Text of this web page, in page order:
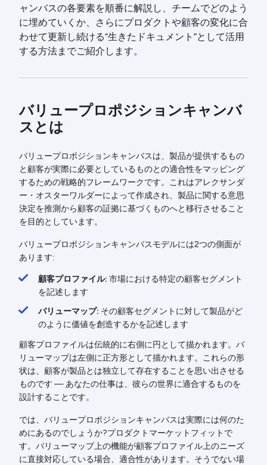
ャンバスの各要素を順番に解説し、チームでどのよう
に埋めていくか、さらにプロダクトや顧客の変化に合
わせて更新し続ける“生きたドキュメント”として活用
する方法までご紹介します。
バリュープロポジションキャンバ
スとは
バリュープロポジションキャンバスは、製品が提供するもの
と顧客が実際に必要としているものとの適合性をマッピング
するための戦略的フレームワークです。これはアレクサンダ
ー・オスターワルダーによって作成され、製品に関する意思
決定を推測から顧客の証拠に基づくものへと移行させること
を目的としています。
バリュープロポジションキャンバスモデルには2つの側面が
あります:
顧客プロファイル: 市場における特定の顧客セグメント
を記述します
バリューマップ: その顧客セグメントに対して製品がど
のように価値を創造するかを記述します
顧客プロファイルは伝統的に右側に円として描かれます。バ
リューマップは左側に正方形として描かれます。これらの形
状は、顧客が製品とは独立して存在することを思い出させる
ものです — あなたの仕事は、彼らの世界に適合するものを
設計することです。
では、バリュープロポジションキャンバスは実際には何のた
めにあるのでしょうか?プロダクトマーケットフィットで
す。バリューマップ上の機能が顧客プロファイル上のニーズ
に直接対応している場合、適合性があります。そうでない場